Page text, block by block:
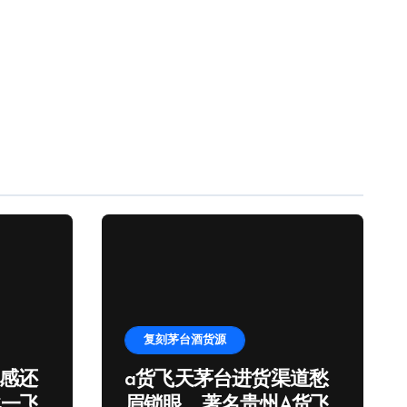
还
复刻茅台酒货源
a货飞天茅台进货渠道愁